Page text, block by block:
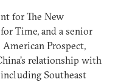
for The New
Time, and a senior
Prospect,
relationship with
Southeast